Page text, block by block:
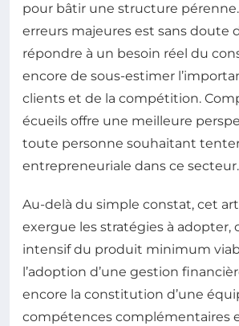
pour bâtir une structure pérenne.
erreurs majeures est sans doute
répondre à un besoin réel du
encore de sous-estimer
clients et de la compétition.
écueils offre une meilleure
toute personne souhaitant tenter
entrepreneuriale dans ce secteur.
Au-delà du simple constat, cet
exergue les stratégies à adopter,
intensif du produit minimum
l’adoption d’une gestion
encore la constitution d’une
compétences complémentaires